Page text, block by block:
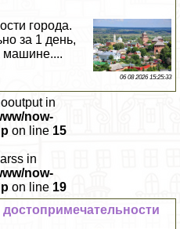
города.
за 1 день,
машине....
06 08 2026 15:25:33
in
now-
on line 15
in
now-
on line 19